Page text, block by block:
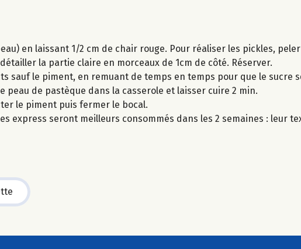
en laissant 1/2 cm de chair rouge. Pour réaliser les pickles,
la partie claire en morceaux de 1cm de côté. Réserver.
sauf le piment, en remuant de temps en temps pour que le sucre
de pastèque dans la casserole et laisser cuire 2 min.
le piment puis fermer le bocal.
express seront meilleurs consommés dans les 2 semaines : leur